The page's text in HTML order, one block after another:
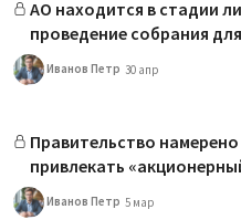
АО находится в стадии
проведение собрания
Иванов Петр 30 апр
Правительство
привлекать
Иванов Петр 5 мар